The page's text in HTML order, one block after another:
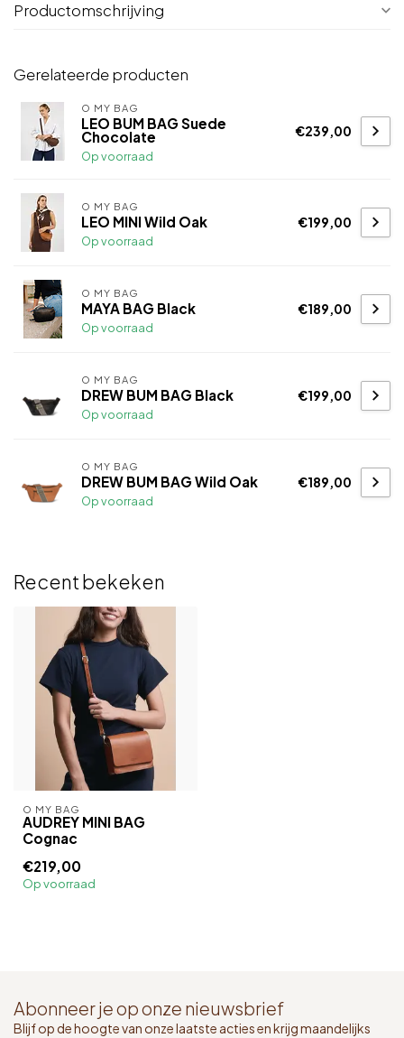
Productomschrijving
Gerelateerde producten
O MY BAG
LEO BUM BAG Suede
Chocolate
Op voorraad
€239,00
O MY BAG
LEO MINI Wild Oak
Op voorraad
€199,00
O MY BAG
MAYA BAG Black
Op voorraad
€189,00
O MY BAG
DREW BUM BAG Black
Op voorraad
€199,00
O MY BAG
DREW BUM BAG Wild Oak
Op voorraad
€189,00
Recent bekeken
O MY BAG
AUDREY MINI BAG
Cognac
€219,00
Op voorraad
Abonneer je op onze nieuwsbrief
Blijf op de hoogte van onze laatste acties en krijg maandelijks